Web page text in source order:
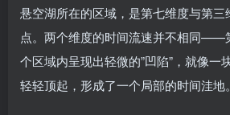
悬空湖所在的区域，是第七维度与第三
点。两个维度的时间流速并不相同——
个区域内呈现出轻微的”凹陷”，就像一
轻轻顶起，形成了一个局部的时间洼地。